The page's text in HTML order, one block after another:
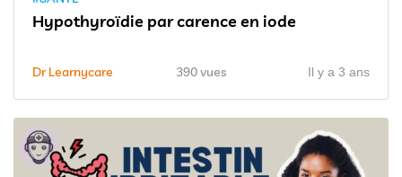
Hypothyroïdie par carence en iode
Dr Learnycare 390 vues Il y a 3 ans